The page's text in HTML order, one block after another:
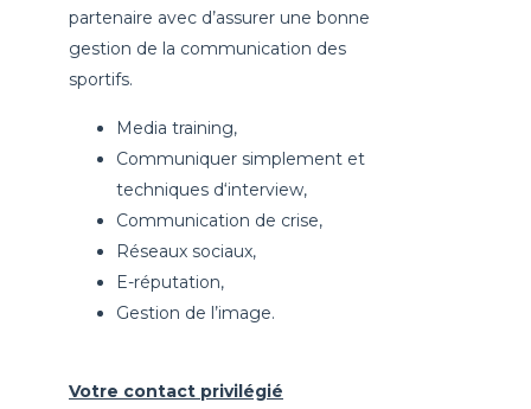
partenaire avec d’assurer une bonne
gestion de la communication des
sportifs.
Media training,
Communiquer simplement et
techniques d‘interview,
Communication de crise,
Réseaux sociaux,
E-réputation,
Gestion de l’image.
Votre contact privilégié